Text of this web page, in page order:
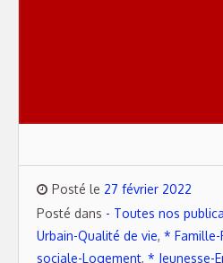
Posté le 27 février 2022
Posté dans - Toutes nos
Urbain-Qualité de vie, * Famille-
sociale-Logement, * Jeunesse-